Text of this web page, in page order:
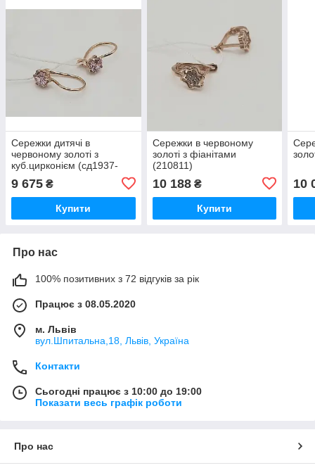
Сережки дитячі в
червоному золоті з
куб.цирконієм (сд1937-
9 675 ₴
Купити
Сережки в червоному
золоті з фіанітами
(210811)
10 188₴
Купити
10
Про нас
100% позитивних з 72 відгуків за рік
Працює з 08.05.2020
м. Львів
вул.Шпитальна,18, Львів, Україна
Контакти
Сьогодні працює з 10:00 до 19:00
Показати весь графік роботи
Про нас